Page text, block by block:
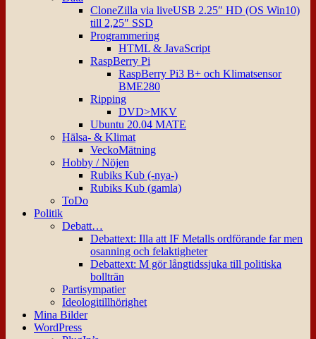
CloneZilla via liveUSB 2.25″ HD (OS Win10)
till 2,25″ SSD
Programmering
HTML & JavaScript
RaspBerry Pi
RaspBerry Pi3 B+ och Klimatsensor
BME280
Ripping
DVD>MKV
Ubuntu 20.04 MATE
Hälsa- & Klimat
VeckoMätning
Hobby / Nöjen
Rubiks Kub (-nya-)
Rubiks Kub (gamla)
ToDo
Politik
Debatt…
Debattext: Illa att IF Metalls ordförande far men
osanning och felaktigheter
Debattext: M gör långtidssjuka till politiska
bollträn
Partisympatier
Ideologitillhörighet
Mina Bilder
WordPress